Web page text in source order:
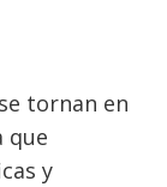
tornan en
que
y